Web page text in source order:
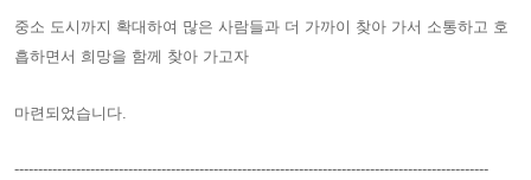
중소 도시까지 확대하여 많은 사람들과 더 가까이 찾아 가서 소통하고 호
흡하면서 희망을 함께 찾아 가고자
마련되었습니다.
----------------------------------------------------------------------------------------------------